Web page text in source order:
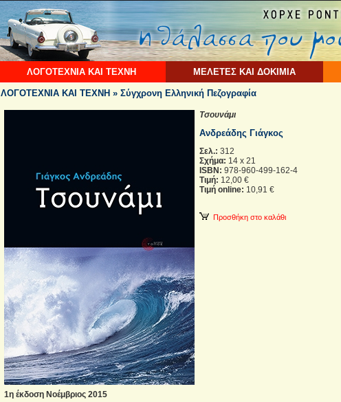
ΛΟΓΟΤΕΧΝΙΑ ΚΑΙ ΤΕΧΝΗ ΜΕΛΕΤΕΣ ΚΑΙ ΔΟΚΙΜΙΑ
ΛΟΓΟΤΕΧΝΙΑ ΚΑΙ ΤΕΧΝΗ » Σύγχρονη Ελληνική Πεζογραφία
Τσουνάμι
Ανδρεάδης Γιάγκος
Σελ.: 312
Σχήμα: 14 x 21
ISBN: 978-960-499-162-4
Τιμή: 12,00 €
Τιμή online: 10,91 €
Προσθήκη στο καλάθι
1η έκδοση Νοέμβριος 2015